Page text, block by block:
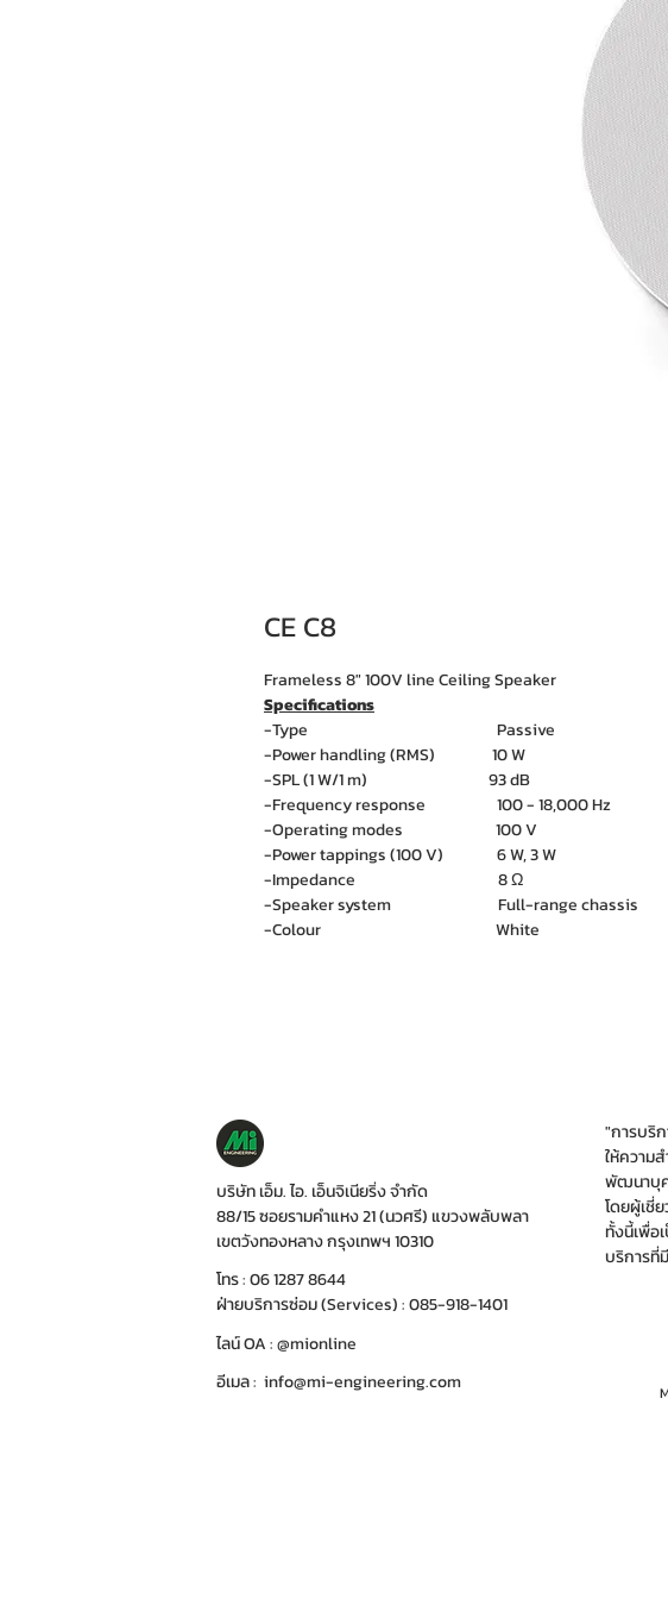
CE C8
Frameless 8" 100V line Ceiling Speaker
Specifications
-Type Passive
-Power handling (RMS) 10 W
-SPL (1 W/1 m) 93 dB
-Frequency response 100 - 18,000 Hz
-Operating modes 100 V
-Power tappings (100 V) 6 W, 3 W
-Impedance 8 Ω
-Speaker system Full-range chassis
-Colour White
บริษัท เอ็ม. ไอ. เอ็นจิเนียริ่ง จำกัด
88/15 ซอยรามคำแหง 21 (นวศรี) แขวงพลับพลา
เขตวังทองหลาง กรุงเทพฯ 10310
โทร : 06 1287 8644
ฝ่ายบริการซ่อม (Services) : 085-918-1401
ไลน์ OA : @mionline
อีเมล : info@mi-engineering.com
"การบริ
ให้ความ
พัฒนาบุค
โดยผู้เชี่
ทั้งนี้เพื่อ
บริการที่